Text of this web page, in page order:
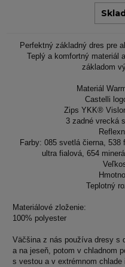
Perfektný základný dres pre
Teplý a komfortný materiál
základom
Materiál
Castelli
Zips YKK®
3 zadné vrecká
Farby: 085 svetlá čierna,
ultra fialová, 654
Teplotný
Materiálové zloženie:
100% polyester
Väčšina z nás používa dresy s
a na jeseň, potom v chladnom
s vestou a v extrémnom